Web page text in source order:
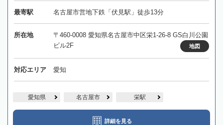
最寄駅 名古屋市営地下鉄「伏見駅」徒歩13分
所在地
〒460-0008 愛知県名古屋市中区栄1-26-8 GS白川公園
ビル2F
地図
対応エリア 愛知
愛知県 名古屋市 栄駅
詳細を見る